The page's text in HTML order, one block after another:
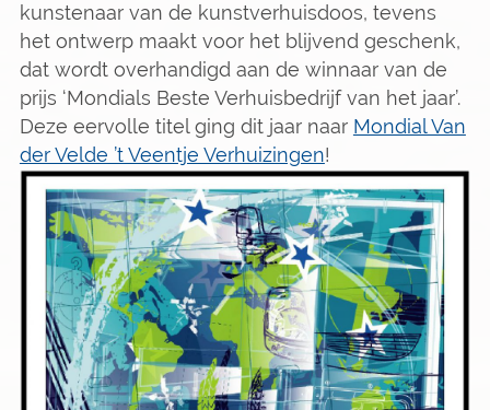
kunstenaar van de kunstverhuisdoos, tevens
het ontwerp maakt voor het blijvend geschenk,
dat wordt overhandigd aan de winnaar van de
prijs ‘Mondials Beste Verhuisbedrijf van het jaar’.
Deze eervolle titel ging dit jaar naar Mondial Van
der Velde ’t Veentje Verhuizingen!